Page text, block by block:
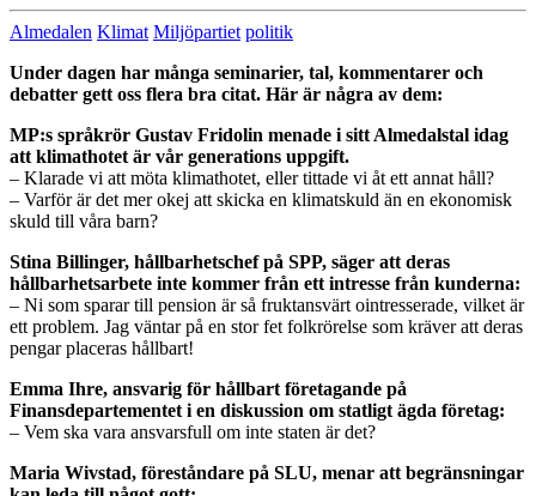
Almedalen Klimat Miljöpartiet politik
Under dagen har många seminarier, tal, kommentarer och
debatter gett oss flera bra citat. Här är några av dem:
MP:s språkrör Gustav Fridolin menade i sitt Almedalstal idag
att klimathotet är vår generations uppgift.
– Klarade vi att möta klimathotet, eller tittade vi åt ett annat håll?
– Varför är det mer okej att skicka en klimatskuld än en ekonomisk
skuld till våra barn?
Stina Billinger, hållbarhetschef på SPP, säger att deras
hållbarhetsarbete inte kommer från ett intresse från kunderna:
– Ni som sparar till pension är så fruktansvärt ointresserade, vilket är
ett problem. Jag väntar på en stor fet folkrörelse som kräver att deras
pengar placeras hållbart!
Emma Ihre, ansvarig för hållbart företagande på
Finansdepartementet i en diskussion om statligt ägda företag:
– Vem ska vara ansvarsfull om inte staten är det?
Maria Wivstad, föreståndare på SLU, menar att begränsningar